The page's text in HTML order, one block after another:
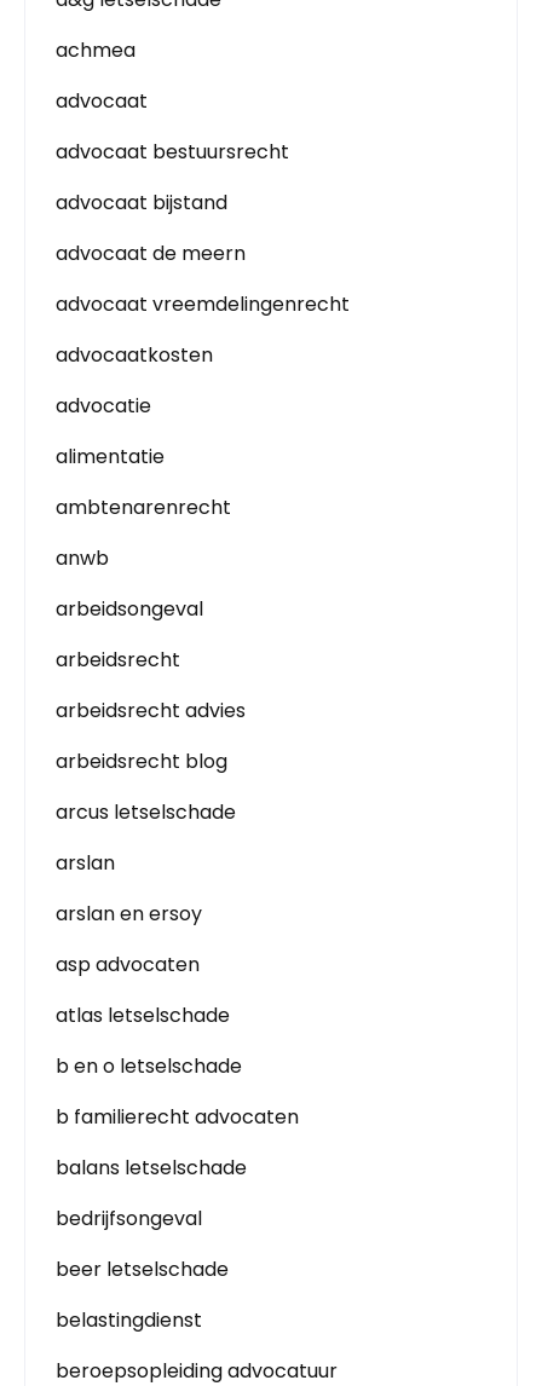
achmea
advocaat
advocaat bestuursrecht
advocaat bijstand
advocaat de meern
advocaat vreemdelingenrecht
advocaatkosten
advocatie
alimentatie
ambtenarenrecht
anwb
arbeidsongeval
arbeidsrecht
arbeidsrecht advies
arbeidsrecht blog
arcus letselschade
arslan
arslan en ersoy
asp advocaten
atlas letselschade
b en o letselschade
b familierecht advocaten
balans letselschade
bedrijfsongeval
beer letselschade
belastingdienst
beroepsopleiding advocatuur